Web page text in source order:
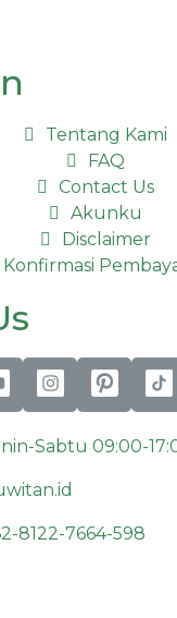
Tentang Kami
FAQ
Contact Us
Akunku
Disclaimer
Konfirmasi
Sabtu 09:00-
8122-7664-598